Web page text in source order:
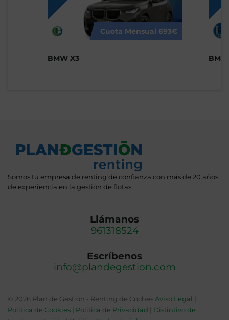
Cuota Mensual 693€
BMW X3
Somos tu empresa de renting de confianza con más de 20 años
de experiencia en la gestión de flotas
Llámanos
961318524
Escríbenos
info@plandegestion.com
© 2026 Plan de Gestión - Renting de CochesAviso Legal
Política de Cookies
Política de Privacidad
Distintivo de